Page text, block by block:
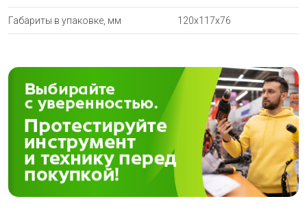
Габариты в упаковке, мм 120х117х76